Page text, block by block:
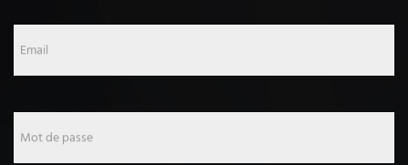
Email
Mot de passe